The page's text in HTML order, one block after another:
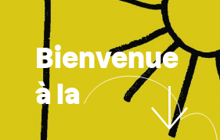
Bienvenue
à la